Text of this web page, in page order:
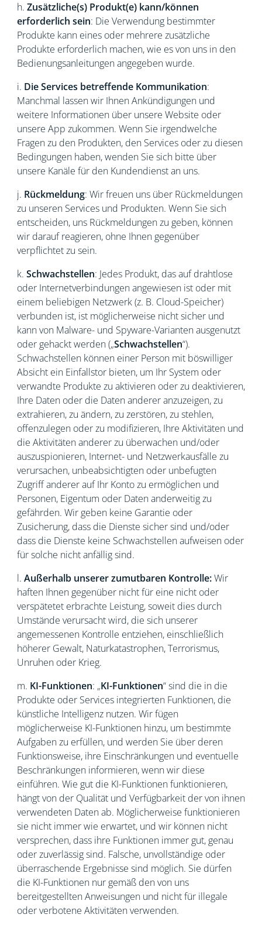
h. Zusätzliche(s) Produkt(e) kann/können
erforderlich sein: Die Verwendung bestimmter
Produkte kann eines oder mehrere zusätzliche
Produkte erforderlich machen, wie es von uns in den
Bedienungsanleitungen angegeben wurde.
i. Die Services betreffende Kommunikation:
Manchmal lassen wir Ihnen Ankündigungen und
weitere Informationen über unsere Website oder
unsere App zukommen. Wenn Sie irgendwelche
Fragen zu den Produkten, den Services oder zu diesen
Bedingungen haben, wenden Sie sich bitte über
unsere Kanäle für den Kundendienst an uns.
j. Rückmeldung: Wir freuen uns über Rückmeldungen
zu unseren Services und Produkten. Wenn Sie sich
entscheiden, uns Rückmeldungen zu geben, können
wir darauf reagieren, ohne Ihnen gegenüber
verpflichtet zu sein.
k. Schwachstellen: Jedes Produkt, das auf drahtlose
oder Internetverbindungen angewiesen ist oder mit
einem beliebigen Netzwerk (z. B. Cloud-Speicher)
verbunden ist, ist möglicherweise nicht sicher und
kann von Malware- und Spyware-Varianten ausgenutzt
oder gehackt werden („Schwachstellen“).
Schwachstellen können einer Person mit böswilliger
Absicht ein Einfallstor bieten, um Ihr System oder
verwandte Produkte zu aktivieren oder zu deaktivieren,
Ihre Daten oder die Daten anderer anzuzeigen, zu
extrahieren, zu ändern, zu zerstören, zu stehlen,
offenzulegen oder zu modifizieren, Ihre Aktivitäten und
die Aktivitäten anderer zu überwachen und/oder
auszuspionieren, Internet- und Netzwerkausfälle zu
verursachen, unbeabsichtigten oder unbefugten
Zugriff anderer auf Ihr Konto zu ermöglichen und
Personen, Eigentum oder Daten anderweitig zu
gefährden. Wir geben keine Garantie oder
Zusicherung, dass die Dienste sicher sind und/oder
dass die Dienste keine Schwachstellen aufweisen oder
für solche nicht anfällig sind.
l. Außerhalb unserer zumutbaren Kontrolle:Wir
haften Ihnen gegenüber nicht für eine nicht oder
verspätetet erbrachte Leistung, soweit dies durch
Umstände verursacht wird, die sich unserer
angemessenen Kontrolle entziehen, einschließlich
höherer Gewalt, Naturkatastrophen, Terrorismus,
Unruhen oder Krieg.
m. KI-Funktionen: „KI-Funktionen“ sind die in die
Produkte oder Services integrierten Funktionen, die
künstliche Intelligenz nutzen. Wir fügen
möglicherweise KI-Funktionen hinzu, um bestimmte
Aufgaben zu erfüllen, und werden Sie über deren
Funktionsweise, ihre Einschränkungen und eventuelle
Beschränkungen informieren, wenn wir diese
einführen. Wie gut die KI-Funktionen funktionieren,
hängt von der Qualität und Verfügbarkeit der von ihnen
verwendeten Daten ab. Möglicherweise funktionieren
sie nicht immer wie erwartet, und wir können nicht
versprechen, dass ihre Funktionen immer gut, genau
oder zuverlässig sind. Falsche, unvollständige oder
überraschende Ergebnisse sind möglich. Sie dürfen
die KI-Funktionen nur gemäß den von uns
bereitgestellten Anweisungen und nicht für illegale
oder verbotene Aktivitäten verwenden.